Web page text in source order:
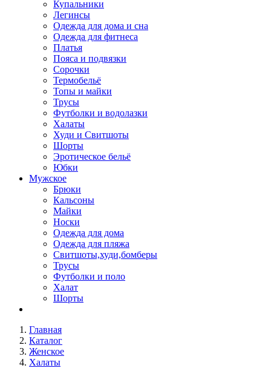
Купальники
Легинсы
Одежда для дома и сна
Одежда для фитнеса
Платья
Пояса и подвязки
Сорочки
Термобельё
Топы и майки
Трусы
Футболки и водолазки
Халаты
Худи и Свитшоты
Шорты
Эротическое бельё
Юбки
Мужское
Брюки
Кальсоны
Майки
Носки
Одежда для дома
Одежда для пляжа
Свитшоты,худи,бомберы
Трусы
Футболки и поло
Халат
Шорты
Главная
Каталог
Женское
Халаты